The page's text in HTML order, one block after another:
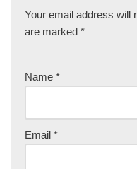
Your email address will
are marked *
Name *
Email *